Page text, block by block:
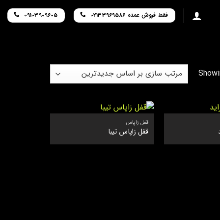
فقط فروش عمده 02133969586 09103909605
Sorted
قفل زاپاس
قفل زاپاس تیبا